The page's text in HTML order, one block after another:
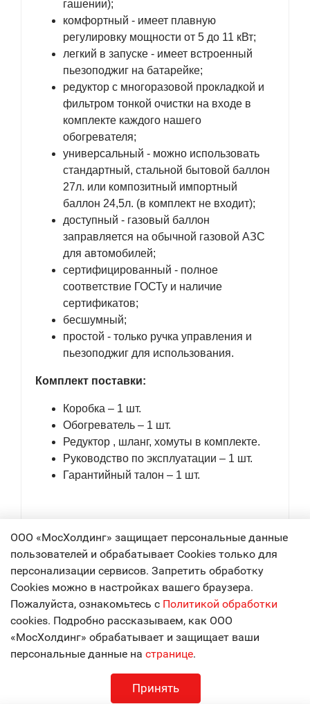
гашении);
комфортный - имеет плавную
регулировку мощности от 5 до 11 кВт;
легкий в запуске - имеет встроенный
пьезоподжиг на батарейке;
редуктор с многоразовой прокладкой и
фильтром тонкой очистки на входе в
комплекте каждого нашего
обогревателя;
универсальный - можно использовать
стандартный, стальной бытовой баллон
27л. или композитный импортный
баллон 24,5л. (в комплект не входит);
доступный - газовый баллон
заправляется на обычной газовой АЗС
для автомобилей;
сертифицированный - полное
соответствие ГОСТу и наличие
сертификатов;
бесшумный;
простой - только ручка управления и
пьезоподжиг для использования.
Комплект поставки:
Коробка – 1 шт.
Обогреватель – 1 шт.
Редуктор , шланг, хомуты в комплекте.
Руководство по эксплуатации – 1 шт.
Гарантийный талон – 1 шт.
Доставка
Товары из этой категории
доставка
ООО «МосХолдинг» защищает персональные данные
пользователей и обрабатывает Cookies только для
персонализации сервисов. Запретить обработку
Cookies можно в настройках вашего браузера.
Пожалуйста, ознакомьтесь с Политикой обработки
cookies. Подробно рассказываем, как ООО
«МосХолдинг» обрабатывает и защищает ваши
персональные данные на странице.
Принять